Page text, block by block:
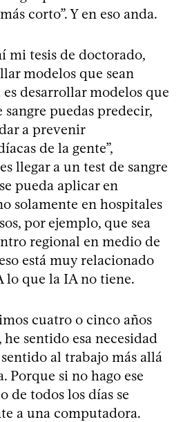
corto”. Y en eso anda.
mi tesis de doctorado,
modelos que sean
desarrollar modelos que
puedas predecir,
a prevenir
de la gente”,
llegar a un test de sangre
pueda aplicar en
solamente en hospitales
por ejemplo, que sea
regional en medio de
está muy relacionado
lo que la IA no tiene.
cuatro o cinco años
sentido esa necesidad
al trabajo más allá
Porque si no hago ese
de todos los días se
a una computadora.